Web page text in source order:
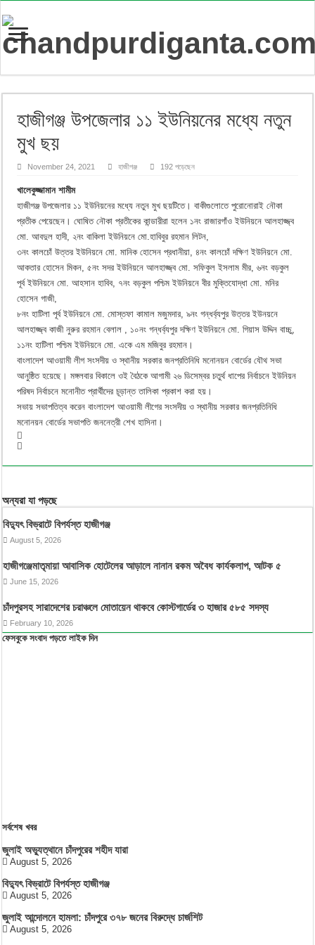
হাজীগঞ্জ উপজেলার ১১ ইউনিয়নের মধ্যে নতুন
মুখ ছয়
November 24, 2021 হাজীগঞ্জ 192 পড়েছেন
খালেকুজ্জামান শামীম
হাজীগঞ্জ উপজেলার ১১ ইউনিয়নের মধ্যে নতুন মুখ ছয়টিতে। বাকীগুলোতে পুরোনোরাই নৌকা
প্রতীক পেয়েছেন। ঘোষিত নৌকা প্রতীকের কান্ডারীরা হলেন ১নং রাজারগাঁও ইউনিয়নে আলহাজ্জ্ব
মো. আবদুল হাদী, ২নং বাকিলা ইউনিয়নে মো.হাবিবুর রহমান লিটন,
৩নং কালচোঁ উত্তর ইউনিয়নে মো. মানিক হোসেন প্রধানীয়া, ৪নং কালচোঁ দক্ষিণ ইউনিয়নে মো.
আকতার হোসেন মিকন, ৫নং সদর ইউনিয়নে আলহাজ্জ্ব মো. সফিকুল ইসলাম মীর, ৬নং বড়কুল
পূর্ব ইউনিয়নে মো. আহসান হাবিব, ৭নং বড়কুল পশ্চিম ইউনিয়নে বীর মুক্তিযোদ্ধা মো. মনির
হোসেন গাজী,
৮নং হাটিলা পূর্ব ইউনিয়নে মো. মোস্তফা কামাল মজুমদার, ৯নং গন্ধর্ব্যপুর উত্তর ইউনয়নে
আলহাজ্জ্ব কাজী নুরুর রহমান বেলাল , ১০নং গন্ধর্ব্যপুর দক্ষিণ ইউনিয়নে মো. গিয়াস উদ্দিন বাচ্চু,
১১নং হাটিলা পশ্চিম ইউনিয়নে মো. একে এম মজিবুর রহমান।
বাংলাদেশ আওয়ামী লীগ সংসদীয় ও স্থানীয় সরকার জনপ্রতিনিধি মনোনয়ন বোর্ডের যৌথ সভা
আনুষ্ঠিত হয়েছে। মঙ্গলবার বিকালে ওই বৈঠকে আগামী ২৬ ডিসেম্বর চতুর্থ ধাপের নির্বাচনে ইউনিয়ন
পরিষদ নির্বাচনে মনোনীত প্রার্থীদের চূড়ান্ত তালিকা প্রকাশ করা হয়।
সভায় সভাপতিত্ব করেন বাংলাদেশ আওয়ামী লীগের সংসদীয় ও স্থানীয় সরকার জনপ্রতিনিধি
মনোনয়ন বোর্ডের সভাপতি জননেত্রী শেখ হাসিনা।
অন্যরা যা পড়ছে
বিদ্যুৎ বিভ্রাটে বিপর্যস্ত হাজীগঞ্জ
August 5, 2026
হাজীগঞ্জেমাতৃমায়া আবাসিক হোটেলের আড়ালে নানান রকম অবৈধ কার্যকলাপ, আটক ৫
June 15, 2026
চাঁদপুরসহ সারাদেশের চরাঞ্চলে মোতায়েন থাকবে কোস্টগার্ডের ৩ হাজার ৫৮৫ সদস্য
February 10, 2026
ফেসবুকে সংবাদ পড়তে লাইক দিন
সর্বশেষ খবর
জুলাই অভ্যুত্থানে চাঁদপুরের শহীদ যারা
August 5, 2026
বিদ্যুৎ বিভ্রাটে বিপর্যস্ত হাজীগঞ্জ
August 5, 2026
জুলাই আন্দোলনে হামলা: চাঁদপুরে ৩৭৮ জনের বিরুদ্ধে চার্জশিট
August 5, 2026